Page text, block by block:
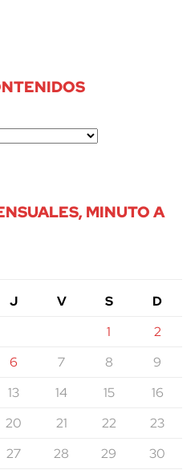
MINUTO A
J V S
D
1
2
6 7 8
9
13 14 15
16
20 21 22
23
27 28 29
30